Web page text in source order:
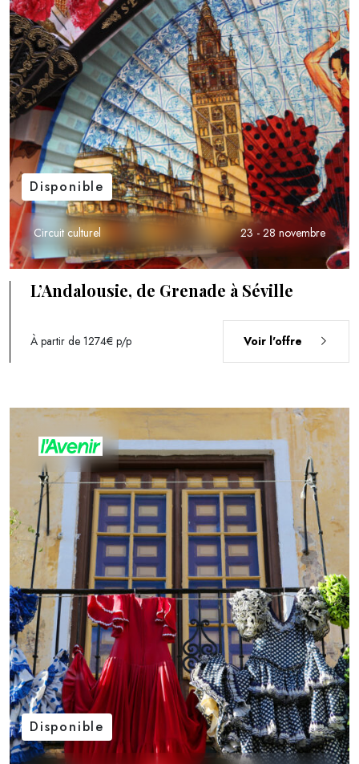
Disponible
Circuit culturel 23 - 28 novembre
L’Andalousie, de Grenade à Séville
À partir de 1274€ p/p Voir l'offre
Disponible